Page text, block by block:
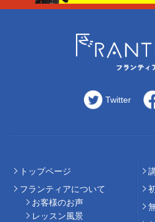
Twitter
トップページ
フランティアについて
お客様のお声
レッスン風景